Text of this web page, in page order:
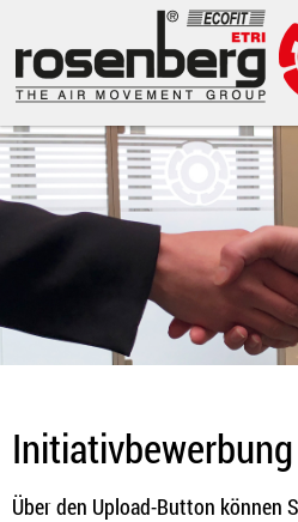
Über den Upload-Button können